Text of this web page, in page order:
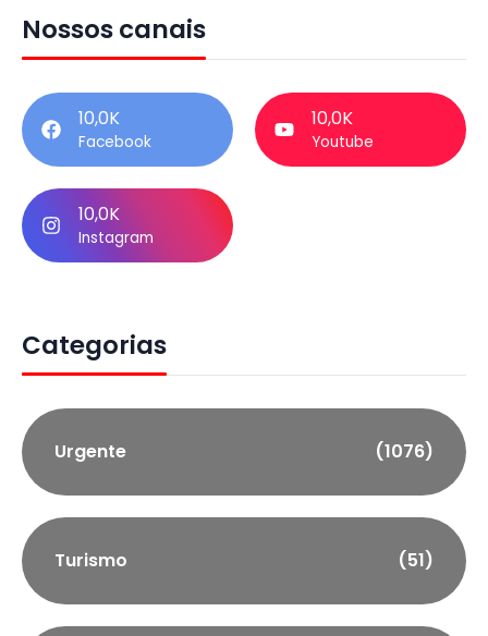
Nossos canais
10,0K
Facebook
10,0K
Youtube
10,0K
Instagram
Categorias
Urgente (1076)
Turismo (51)